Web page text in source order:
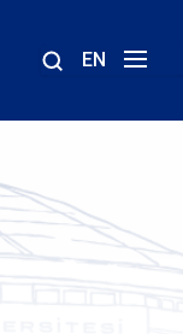
EN